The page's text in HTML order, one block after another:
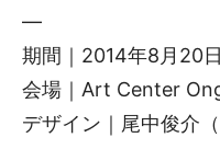
—
期間｜2014年8月20
会場｜Art Center
デザイン｜尾中俊介